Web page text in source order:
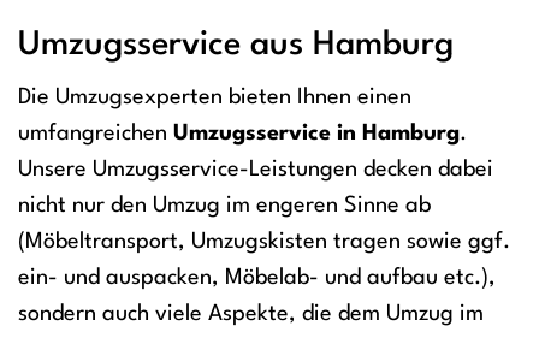
Umzugsservice aus Hamburg
Die Umzugsexperten bieten Ihnen einen
umfangreichen Umzugsservice in Hamburg.
Unsere Umzugsservice-Leistungen decken dabei
nicht nur den Umzug im engeren Sinne ab
(Möbeltransport, Umzugskisten tragen sowie ggf.
ein- und auspacken, Möbelab- und aufbau etc.),
sondern auch viele Aspekte, die dem Umzug im